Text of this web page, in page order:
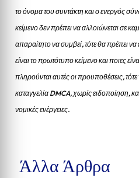
το όνομα του συντάκτη και ο ενεργός
κείμενο δεν πρέπει να αλλοιώνεται σε
απαραίτητο να συμβεί, τότε θα πρέπει
είναι το πρωτότυπο κείμενο και ποιες
πληρούνται αυτές οι προυποθέσεις,
καταγγελία DMCA, χωρίς ειδοποίηση,
νομικές ενέργειες.
Άλλα Άρθρα